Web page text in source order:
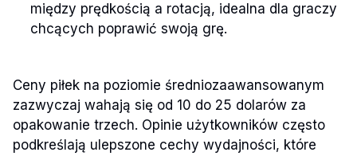
między prędkością a rotacją, idealna dla graczy
chcących poprawić swoją grę.
Ceny piłek na poziomie średniozaawansowanym
zazwyczaj wahają się od 10 do 25 dolarów za
opakowanie trzech. Opinie użytkowników często
podkreślają ulepszone cechy wydajności, które